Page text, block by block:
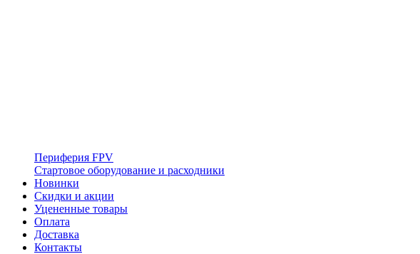
Периферия FPV
Стартовое оборудование и расходники
Новинки
Скидки и акции
Уцененные товары
Оплата
Доставка
Контакты